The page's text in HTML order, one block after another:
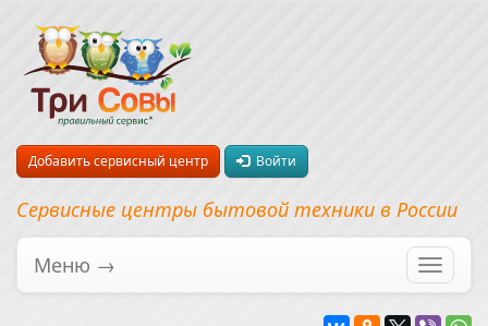
Добавить сервисный центр Войти
Сервисные центры бытовой техники в России
Меню →